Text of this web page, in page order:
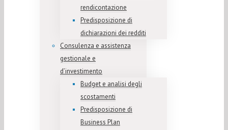
rendicontazione
Predisposizione di
dichiarazioni dei redditi
Consulenza e assistenza
gestionale e
d’investimento
Budget e analisi degli
scostamenti
Predisposizione di
Business Plan